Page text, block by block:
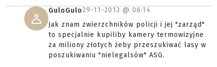
GuloGulo29-11-2013 @ 06:14
Jak znam zwierzchników policji i jej "zarząd"
to specjalnie kupiliby kamery termowizyjne
za miliony złotych żeby przeszukiwać lasy w
poszukiwaniu "nielegalsów" ASG.